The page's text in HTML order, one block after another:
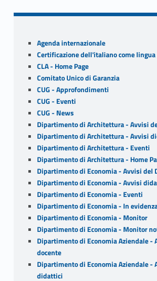
o
o
k
er l e
Sidebar
Agenda internazionale
Certificazione dell'italiano come
CLA - Home Page
Comitato Unico di Garanzia
CUG - Approfondimenti
CUG - Eventi
CUG - News
Dipartimento di Architettura - Avvisi
Dipartimento di Architettura - Avvisi
Dipartimento di Architettura - Eventi
Dipartimento di Architettura - Home
Dipartimento di Economia - Avvisi del
Dipartimento di Economia - Avvisi
Dipartimento di Economia - Eventi
Dipartimento di Economia - In
Dipartimento di Economia - Monitor
Dipartimento di Economia - Monitor
Dipartimento di Economia Aziendale -
docente
Dipartimento di Economia Aziendale -
didattici